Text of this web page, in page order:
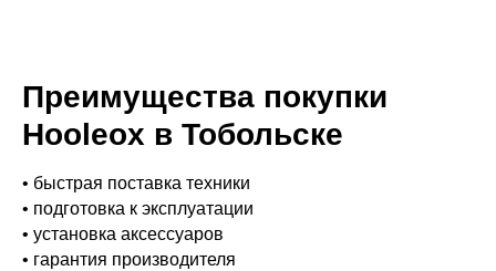
Преимущества покупки
Hooleox в Тобольске
• быстрая поставка техники
• подготовка к эксплуатации
• установка аксессуаров
• гарантия производителя